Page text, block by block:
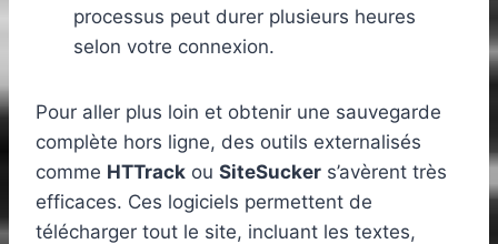
processus peut durer plusieurs heures
selon votre connexion.
Pour aller plus loin et obtenir une sauvegarde
complète hors ligne, des outils externalisés
comme HTTrack ou SiteSucker s’avèrent très
efficaces. Ces logiciels permettent de
télécharger tout le site, incluant les textes,